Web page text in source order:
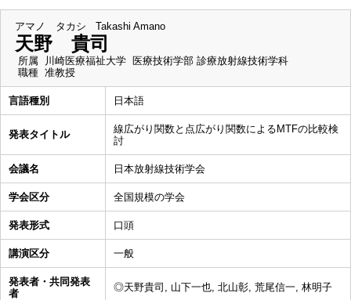
アマノ タカシ Takashi Amano
天野 貴司
所属
川崎医療福祉大学 医療技術学部 診療放射線技術学科
職種 准教授
言語種別 日本語
発表タイトル
線広がり関数と点広がり関数によるMTFの比較検
討
会議名 日本放射線技術学会
学会区分 全国規模の学会
発表形式 口頭
講演区分 一般
発表者・共同発表
者
◎天野貴司, 山下一也, 北山彰, 荒尾信一, 林明子